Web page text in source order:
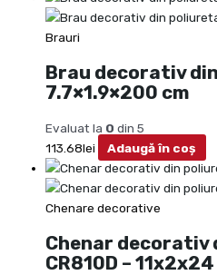
Brauri
Brau decorativ
7.7×1.9×200 cm
Evaluat la 0 din 5
113.68lei Adaugă în coș
Chenare decorative
Chenar decorativ
CR810D –